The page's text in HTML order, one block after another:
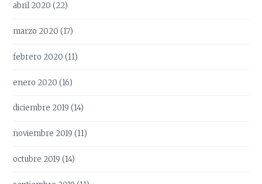
abril 2020 (22)
marzo 2020 (17)
febrero 2020 (11)
enero 2020 (16)
diciembre 2019 (14)
noviembre 2019 (11)
octubre 2019 (14)